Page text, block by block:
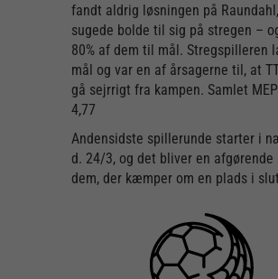
fandt aldrig løsningen på
sugede bolde til sig på stregen –
80% af dem til mål. Stregspilleren
mål og var en af årsagerne til, at
gå sejrrigt fra kampen. Samlet
4,77
Andensidste spillerunde starter i
d. 24/3, og det bliver en afgørende
dem, der kæmper om en plads i